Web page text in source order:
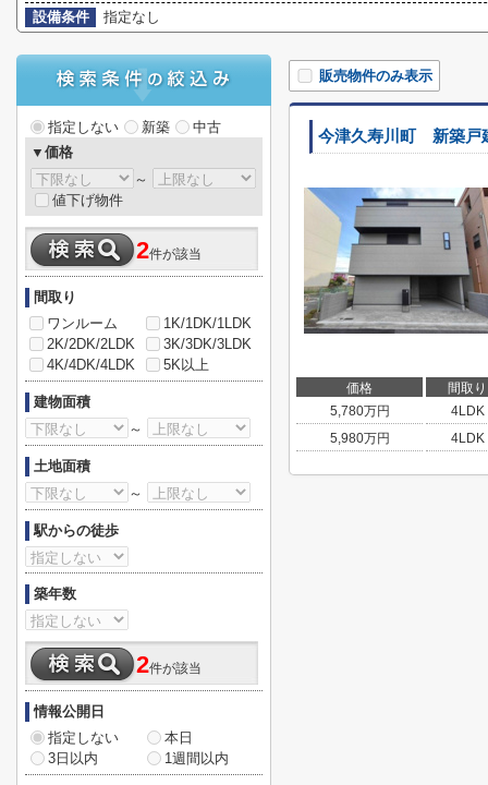
設備条件
指定なし
販売物件のみ表示
今津久寿川町 新築戸
価格
間取り
5,780万円
4LDK
5,980万円 4LDK
指定しない 新築
中古
▼価格
～
値下げ物件
2件が該当
間取り
ワンルーム
1K/1DK/1LDK
2K/2DK/2LDK
3K/3DK/3LDK
4K/4DK/4LDK
5K以上
建物面積
～
土地面積
～
駅からの徒歩
築年数
2件が該当
情報公開日
指定しない
本日
3日以内
1週間以内